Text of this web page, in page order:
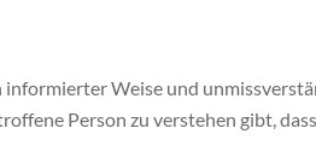
Weise und
Person zu verstehen gibt,